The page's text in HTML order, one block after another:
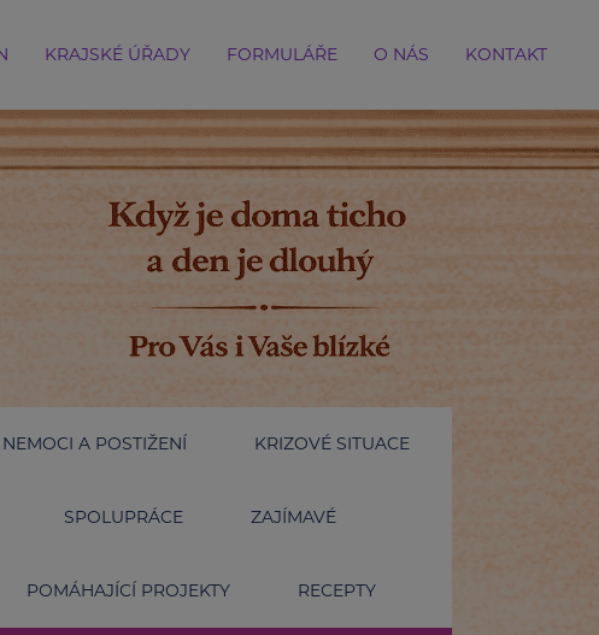
KRAJSKÉ ÚŘADY FORMULÁŘE O NÁS KONTAKT
NEMOCI A POSTIŽENÍ KRIZOVÉ SITUACE
SPOLUPRÁCE ZAJÍMAVÉ
POMÁHAJÍCÍ PROJEKTY RECEPTY